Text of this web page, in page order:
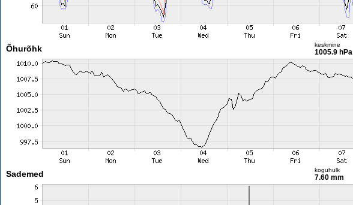
Õhurõhk keskmine
1005.9 hPa
Sademed koguhulk
7.60 mm